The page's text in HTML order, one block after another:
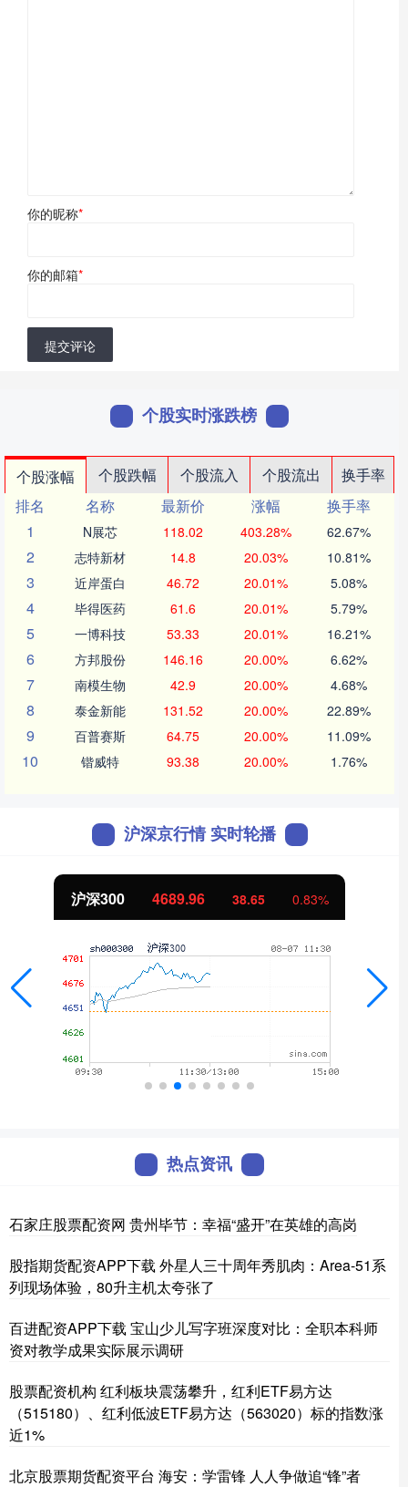
你的昵称*
你的邮箱*
提交评论
个股实时涨跌榜
个股涨幅 个股跌幅 个股流入 个股流出
换手率
排名
名称 最新价 涨幅
换手率
1
N展芯 118.02 403.28% 62.67%
2 志特新材 14.8 20.03% 10.81%
3 近岸蛋白 46.72 20.01% 5.08%
4 毕得医药 61.6 20.01% 5.79%
5 一博科技 53.33 20.01% 16.21%
6 方邦股份 146.16 20.00% 6.62%
7 南模生物 42.9 20.00% 4.68%
8 泰金新能 131.52 20.00% 22.89%
9 百普赛斯 64.75 20.00% 11.09%
10 锴威特 93.38 20.00% 1.76%
沪深京行情 实时轮播
沪深300 4689.96 38.65 0.83%
热点资讯
石家庄股票配资网 贵州毕节：幸福“盛开”在英雄的高岗
股指期货配资APP下载 外星人三十周年秀肌肉：Area-51系
列现场体验，80升主机太夸张了
百进配资APP下载 宝山少儿写字班深度对比：全职本科师
资对教学成果实际展示调研
股票配资机构 红利板块震荡攀升，红利ETF易方达
（515180）、红利低波ETF易方达（563020）标的指数涨
近1%
北京股票期货配资平台 海安：学雷锋 人人争做追“锋”者